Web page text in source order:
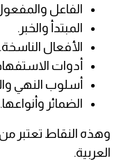
الفاعل
المبتدأ والخبر.
الأفعال الناسخة.
أدوات
أسلوب النهي
الضمائر وأنواعها.
وهذه النقاط تعتبر من
العربية.